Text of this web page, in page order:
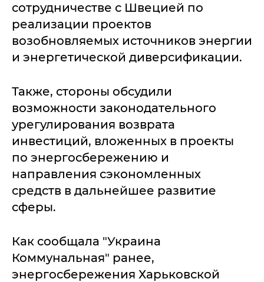
сотрудничестве с Швецией по
реализации проектов
возобновляемых источников энергии
и энергетической диверсификации.
Также, стороны обсудили
возможности законодательного
урегулирования возврата
инвестиций, вложенных в проекты
по энергосбережению и
направления сэкономленных
средств в дальнейшее развитие
сферы.
Как сообщала "Украина
Коммунальная" ранее,
энергосбережения Харьковской